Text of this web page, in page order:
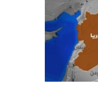
جدلاً واسعاً بين القوى